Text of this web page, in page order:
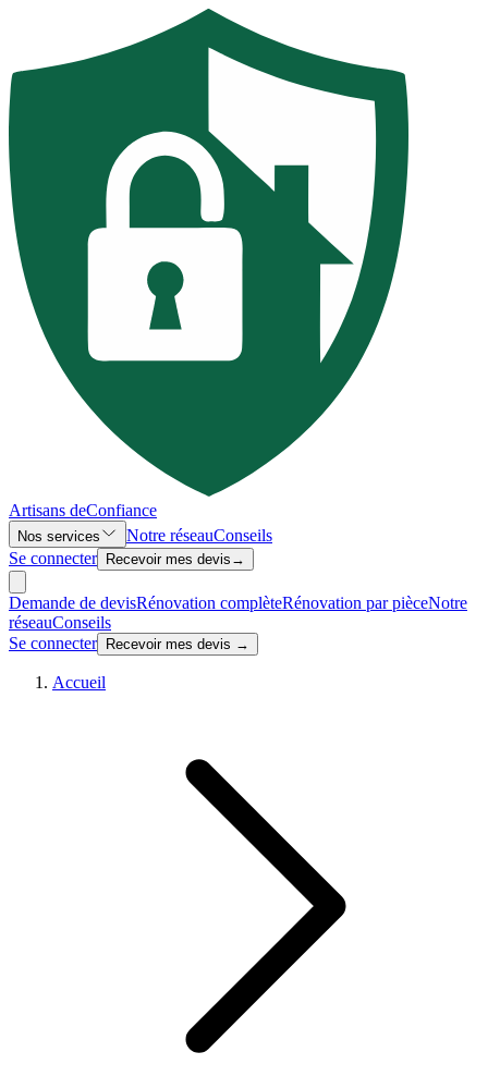
Artisans deConfiance
Nos services Notre réseauConseils
Se connecter
Recevoir mes devis →
Demande de devisRénovation complèteRénovation par pièceNotre
réseauConseils
Se connecter
Recevoir mes devis →
Accueil